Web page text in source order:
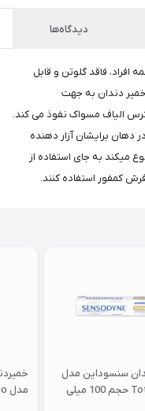
دیدگاه‌ها
افراد، فاقد گلوتن و قابل
خمیر دندان به جهت
الیاف مسواک نفوذ می کند.
دهان برایشان آزار دهنده
میکند به جای استفاده از
کمفور استفاده کنند.
سنسوداین مدل
Total Care حجم 100 میلی
مدل Kemphor Ortho